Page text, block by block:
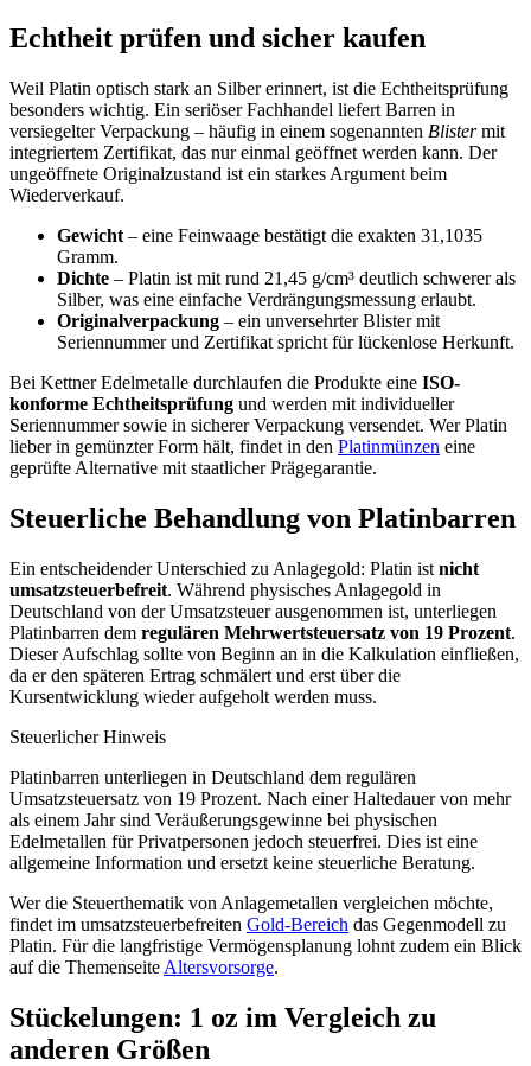
Echtheit prüfen und sicher kaufen
Weil Platin optisch stark an Silber erinnert, ist die Echtheitsprüfung
besonders wichtig. Ein seriöser Fachhandel liefert Barren in
versiegelter Verpackung – häufig in einem sogenannten Blistermit
integriertem Zertifikat, das nur einmal geöffnet werden kann. Der
ungeöffnete Originalzustand ist ein starkes Argument beim
Wiederverkauf.
Gewicht – eine Feinwaage bestätigt die exakten 31,1035
Gramm.
Dichte – Platin ist mit rund 21,45 g/cm³ deutlich schwerer als
Silber, was eine einfache Verdrängungsmessung erlaubt.
Originalverpackung – ein unversehrter Blister mit
Seriennummer und Zertifikat spricht für lückenlose Herkunft.
Bei Kettner Edelmetalle durchlaufen die Produkte eine ISO-
konforme Echtheitsprüfung und werden mit individueller
Seriennummer sowie in sicherer Verpackung versendet. Wer Platin
lieber in gemünzter Form hält, findet in den Platinmünzen eine
geprüfte Alternative mit staatlicher Prägegarantie.
Steuerliche Behandlung von Platinbarren
Ein entscheidender Unterschied zu Anlagegold: Platin ist nicht
umsatzsteuerbefreit. Während physisches Anlagegold in
Deutschland von der Umsatzsteuer ausgenommen ist, unterliegen
Platinbarren dem regulären Mehrwertsteuersatz von 19 Prozent.
Dieser Aufschlag sollte von Beginn an in die Kalkulation einfließen,
da er den späteren Ertrag schmälert und erst über die
Kursentwicklung wieder aufgeholt werden muss.
Steuerlicher Hinweis
Platinbarren unterliegen in Deutschland dem regulären
Umsatzsteuersatz von 19 Prozent. Nach einer Haltedauer von mehr
als einem Jahr sind Veräußerungsgewinne bei physischen
Edelmetallen für Privatpersonen jedoch steuerfrei. Dies ist eine
allgemeine Information und ersetzt keine steuerliche Beratung.
Wer die Steuerthematik von Anlagemetallen vergleichen möchte,
findet im umsatzsteuerbefreiten Gold-Bereich das Gegenmodell zu
Platin. Für die langfristige Vermögensplanung lohnt zudem ein Blick
auf die Themenseite Altersvorsorge.
Stückelungen: 1 oz im Vergleich zu
anderen Größen